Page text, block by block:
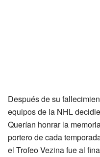
Después de su
equipos de la NHL
Querían honrar la
portero de cada
el Trofeo Vezina fue al